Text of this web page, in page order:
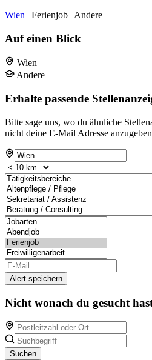
Wien | Ferienjob | Andere
Auf einen Blick
Wien
Andere
Erhalte passende
Bitte sage uns, wo du ähnliche
nicht deine E-Mail Adresse
Alert speichern
Nicht wonach du gesucht
Suchen